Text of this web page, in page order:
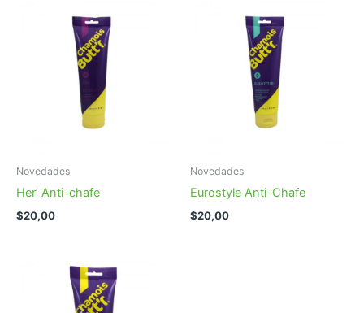
Novedades
Her’ Anti-chafe
$20,00
Novedades
Eurostyle Anti-Chafe
$20,00